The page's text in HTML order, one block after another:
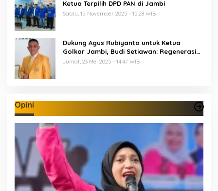
Ketua Terpilih DPD PAN di Jambi
Sabtu, 15 November 2025 - 15:28 WIB
Dukung Agus Rubiyanto untuk Ketua
Golkar Jambi, Budi Setiawan: Regenerasi
Kepemimpinan Wajib Berjalan
Jumat, 23 Mei 2025 - 14:47 WIB
Opini